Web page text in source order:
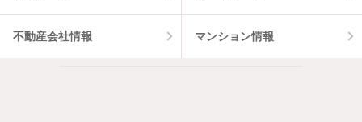
不動産会社情報 マンション情報